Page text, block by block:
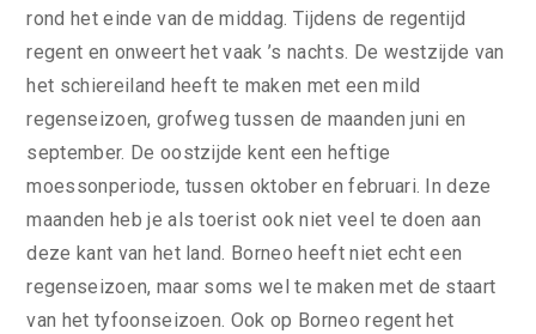
rond het einde van de middag. Tijdens de regentijd
regent en onweert het vaak ’s nachts. De westzijde van
het schiereiland heeft te maken met een mild
regenseizoen, grofweg tussen de maanden juni en
september. De oostzijde kent een heftige
moessonperiode, tussen oktober en februari. In deze
maanden heb je als toerist ook niet veel te doen aan
deze kant van het land. Borneo heeft niet echt een
regenseizoen, maar soms wel te maken met de staart
van het tyfoonseizoen. Ook op Borneo regent het